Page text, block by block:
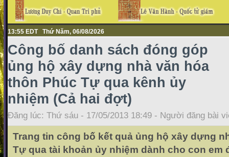
13:55 EDT Thứ Năm, 06/08/2026
Công bố danh sách đóng góp
ủng hộ xây dựng nhà văn hóa
thôn Phúc Tự qua kênh ủy
nhiệm (Cả hai đợt)
Đăng lúc: Thứ sáu - 17/05/2013 18:49 - Người đăng bài
Trang tin công bố kết quả ủng hộ xây dựng
Tự qua tài khoản ủy nhiệm dành cho con em